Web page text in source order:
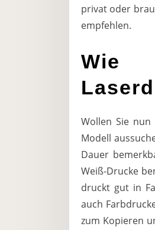
privat oder
empfehlen.
Wie
Wollen Sie
Modell
Dauer
Weiß-Drucke
druckt gut in
auch
zum Kopieren